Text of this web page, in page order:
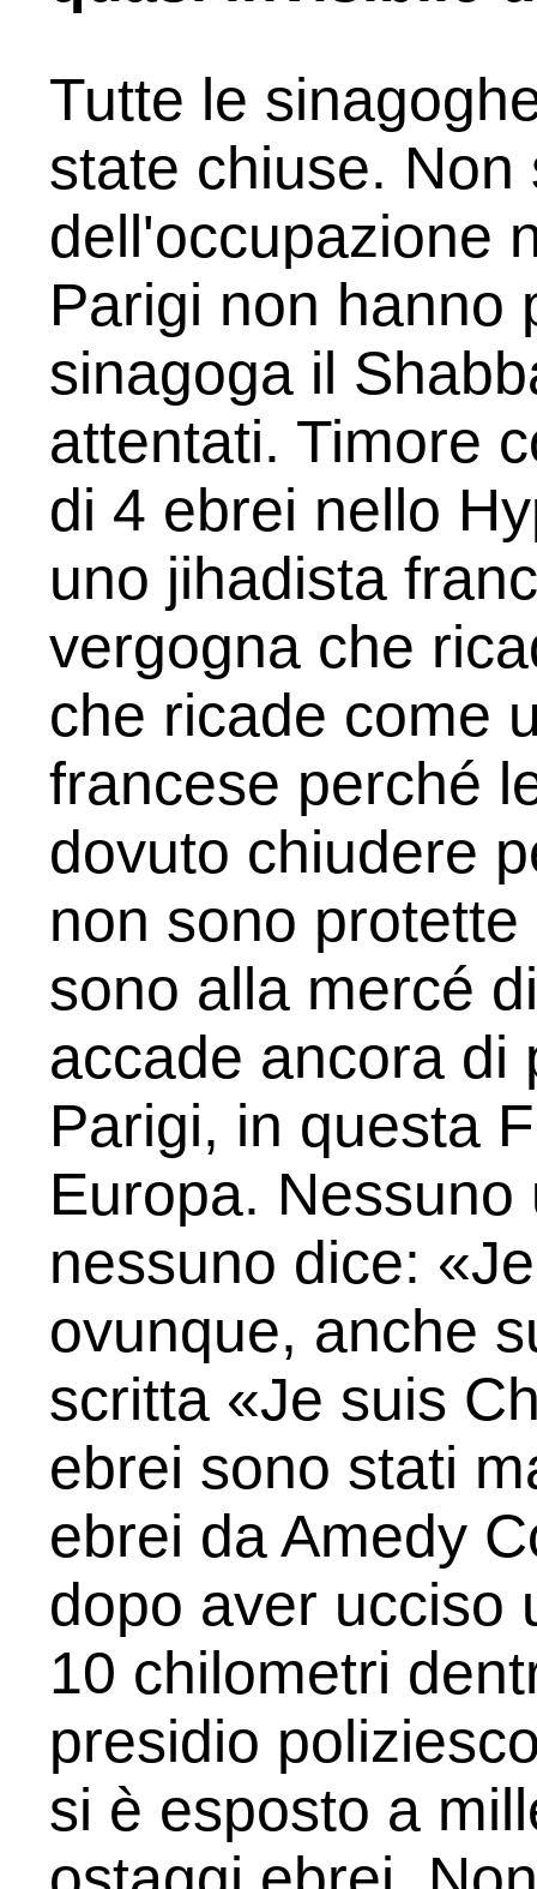
Tutte le
state chiuse.
dell'occupazione
Parigi non hanno
sinagoga il
attentati. Timore
di 4 ebrei nello
uno jihadista
vergogna che
che ricade come
francese perché
dovuto chiudere
non sono
sono alla mercé
accade ancora di
Parigi, in questa
Europa.
nessuno dice:
ovunque, anche
scritta «Je suis
ebrei sono stati
ebrei da Amedy
dopo aver ucciso
10 chilometri
presidio
si è esposto a